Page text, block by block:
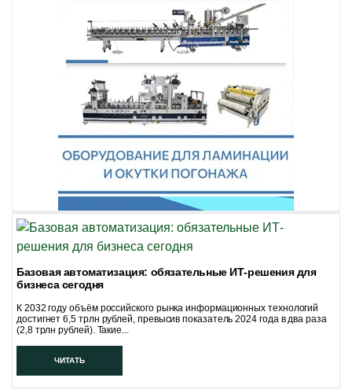
Базовая автоматизация: обязательные ИТ-решения для
бизнеса сегодня
К 2032 году объём российского рынка информационных технологий
достигнет 6,5 трлн рублей, превысив показатель 2024 года в два раза
(2,8 трлн рублей). Такие...
ЧИТАТЬ